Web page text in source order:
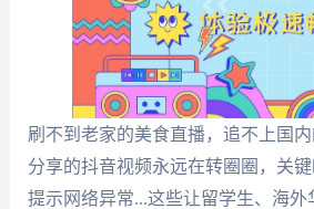
刷不到老家的美食直播，追不上国
分享的抖音视频永远在转圈圈，关
提示网络异常...这些让留学生、海